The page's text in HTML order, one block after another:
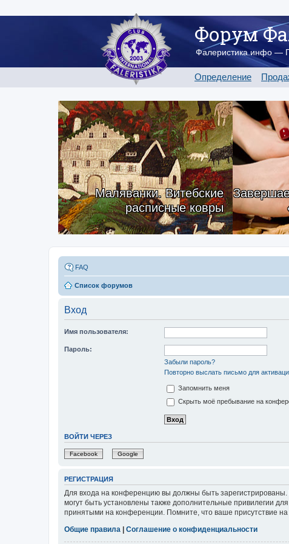
Форум
Фалеристика.инфо
Определение
Маляванки. Витебские
расписные ковры
FAQ
Список форумов
Вход
Имя пользователя:
Пароль:
Забыли пароль?
Повторно выслать письмо для
Запомнить меня
Скрыть моё пребывание на
ВОЙТИ ЧЕРЕЗ
Facebook Google
РЕГИСТРАЦИЯ
Для входа на конференцию вы должны быть зарегистрированы.
могут быть установлены также дополнительные привилегии
принятыми на конференции. Помните, что ваше присутствие
Общие правила
Соглашение о конфиденциальности